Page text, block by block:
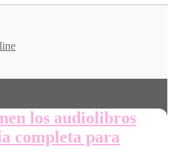
los audiolibros
completa para